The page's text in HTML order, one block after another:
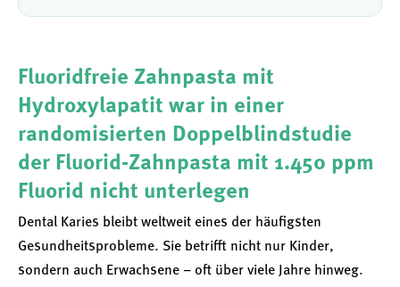
Fluoridfreie Zahnpasta mit
Hydroxylapatit war in einer
randomisierten Doppelblindstudie
der Fluorid-Zahnpasta mit 1.450 ppm
Fluorid nicht unterlegen
Dental Karies bleibt weltweit eines der häufigsten
Gesundheitsprobleme. Sie betrifft nicht nur Kinder,
sondern auch Erwachsene – oft über viele Jahre hinweg.